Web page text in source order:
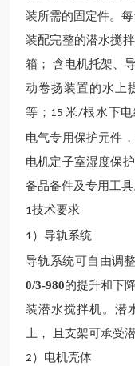
装所需的固定件。
装配完整的潜水搅拌
箱；
含电机托架、
动卷扬装置的水上
等； 15米/根水下电
电气专用保护元件
电机定子室湿度保
备品备件及专用工具
1技术要求
1 ）导轨系统
导轨系统可自由调整
0/3-980的提升和下降
装潜水搅拌机。潜
上，
且支架可承受
2 ）电机壳体